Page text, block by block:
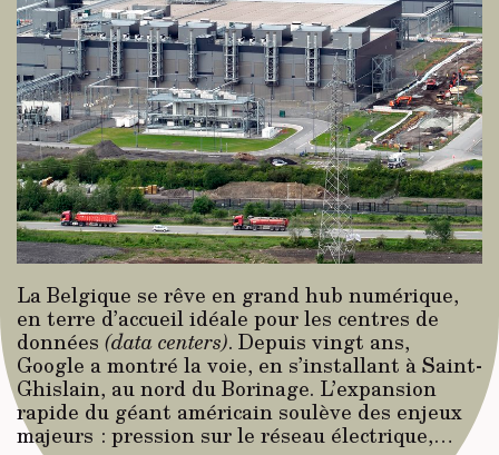
La Belgique se rêve en grand hub numérique,
en terre d’accueil idéale pour les centres de
données (data centers). Depuis vingt ans,
Google a montré la voie, en s’installant à Saint-
Ghislain, au nord du Borinage. L’expansion
rapide du géant américain soulève des enjeux
majeurs : pression sur le réseau électrique,…